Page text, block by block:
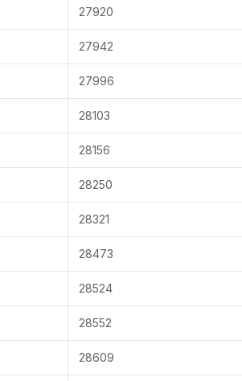
27920
27942
27996
28103
28156
28250
28321
28473
28524
28552
28609